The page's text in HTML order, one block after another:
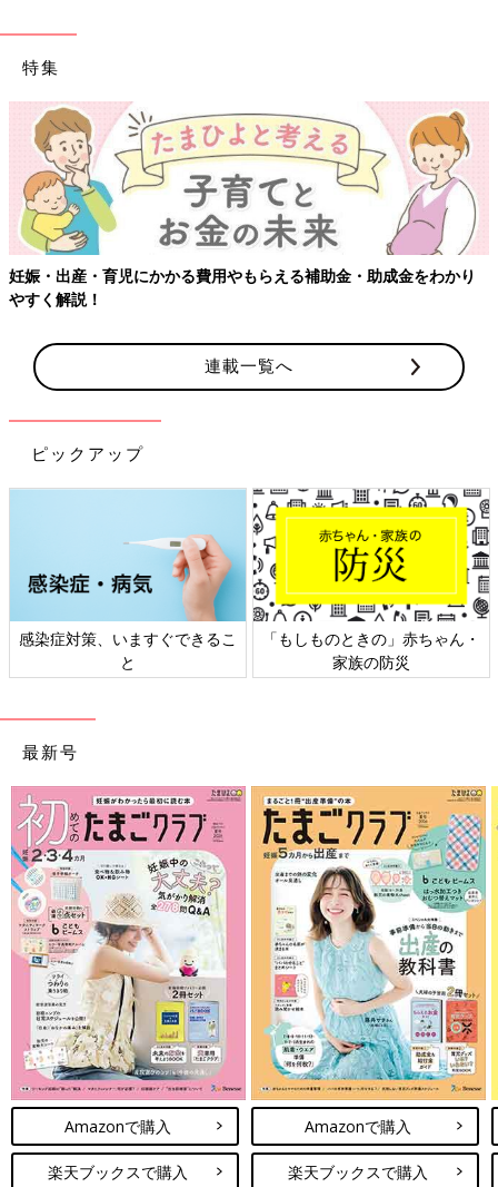
特集
【ワクチン接種できるものも】妊婦の感染症対策、知っておいて！
連載一覧へ
ピックアップ
日本外来小児科学会リーフレッ
ト検討会
六星占術 細木かおりさんの人生
相談
最新号
Amazonで購入
楽天ブックスで購入
Amazonで購入
楽天ブックスで購入